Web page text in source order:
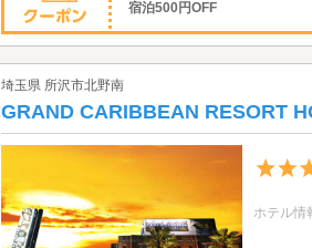
宿泊500円OFF
埼玉県 所沢市北野南
GRAND CARIBBEAN RESORT
ホテル情